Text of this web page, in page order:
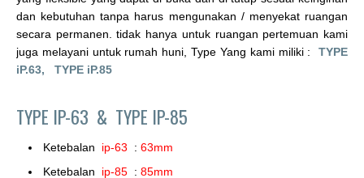
dan kebutuhan tanpa harus mengunakan / menyekat ruangan
secara permanen. tidak hanya untuk ruangan pertemuan kami
juga melayani untuk rumah huni, Type Yang kami miliki : TYPE
iP.63, TYPE iP.85
TYPE IP-63 & TYPE IP-85
Ketebalan ip-63 : 63mm
Ketebalan ip-85 : 85mm